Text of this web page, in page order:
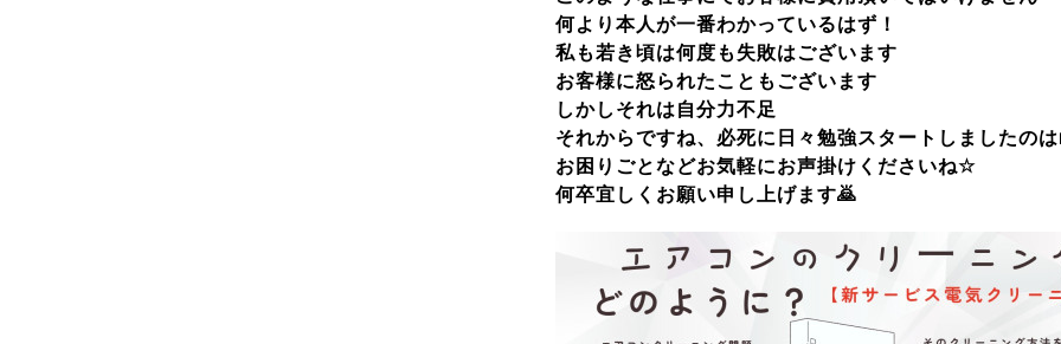
何より本人が一番わかっているはず！
私も若き頃は何度も失敗はございます
お客様に怒られたこともございます
しかしそれは自分力不足
それからですね、必死に日々勉強スタートしましたのは
お困りごとなどお気軽にお声掛けくださいね☆
何卒宜しくお願い申し上げます🙇